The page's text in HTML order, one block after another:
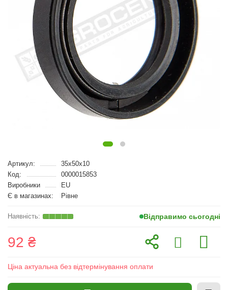
Артикул:
35x50x10
Код:
0000015853
Виробники
EU
Є в магазинах:
Рівне
Відправимо сьогодні
92 ₴
Ціна актуальна без відтермінування оплати